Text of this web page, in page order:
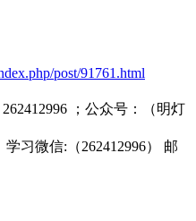
post/91761.html
；公众号：（明灯
习微信:（262412996） 邮